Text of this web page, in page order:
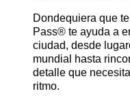
Dondequiera que
Pass® te ayuda a
ciudad, desde
mundial hasta
detalle que
ritmo.